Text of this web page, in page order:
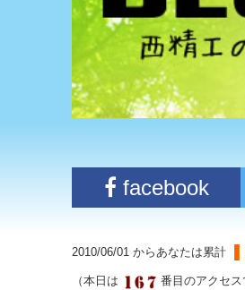
facebook
2010/06/01 からあなたは累計
（本日は 番目のアクセ